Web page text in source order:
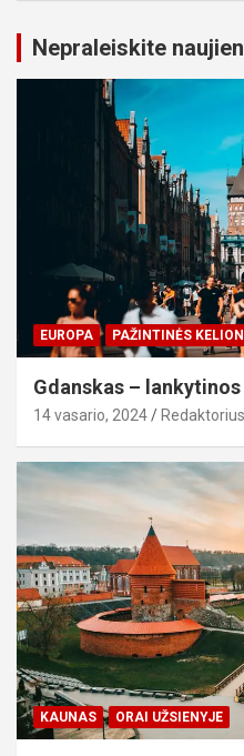
Nepraleiskite
EUROPA PAŽINTINĖS
Gdanskas –
14 vasario, 2024 Redaktorius
KAUNAS ORAI UŽSIENYJE